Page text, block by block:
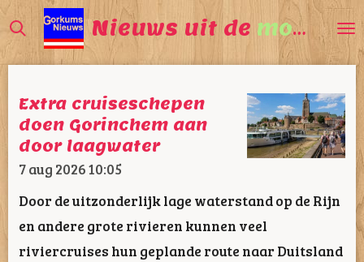
Ga
direct
naar
de
hoofdinhoud
Nieuws uit de mooiste
Extra cruiseschepen
doen Gorinchem aan
door laagwater
7 aug 202610:05
Door de uitzonderlijk lage waterstand op de Rijn
en andere grote rivieren kunnen veel
riviercruises hun geplande route naar Duitsland